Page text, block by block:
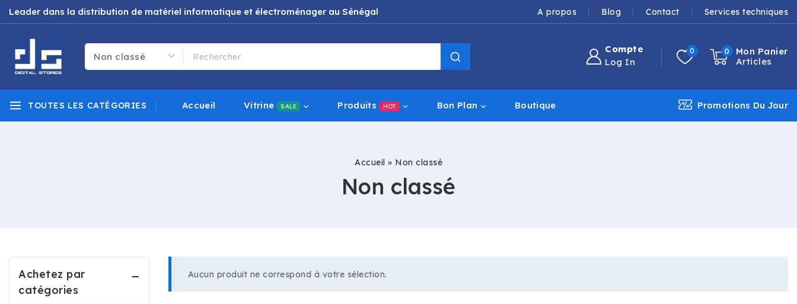
Leader dans la distribution de matériel informatique et électroménager au Sénégal A propos Blog Contact Services techniques
Compte
Log In
0 0
Mon Panier
Articles
TOUTES LES CATÉGORIES Accueil Vitrine SALE Produits HOT Bon Plan Boutique Promotions Du Jour
Accueil » Non classé
Non classé
Aucun produit ne correspond à votre sélection.
Achetez par
catégories
Accessoires
Electroménagers